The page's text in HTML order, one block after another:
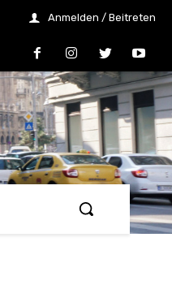
Anmelden / Beitreten